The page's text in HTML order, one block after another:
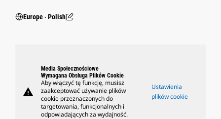
Europe ‧ Polish
warning
Media Społecznościowe
Wymagana Obsługa Plików Cookie
Aby włączyć tę funkcję, musisz
zaakceptować używanie plików
cookie przeznaczonych do
targetowania, funkcjonalnych i
odpowiadających za wydajność.
Ustawienia
plików cookie